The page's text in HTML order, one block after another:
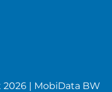
| MobiData BW